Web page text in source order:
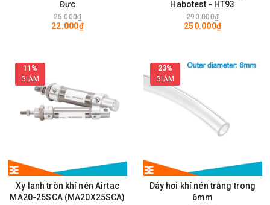
Đực
25.000₫
22.000₫
Habotest - HT93
290.000₫
250.000₫
11%
GIẢM
Xy lanh tròn khí nén Airtac
MA20-25SCA (MA20X25SCA)
23%
GIẢM
Dây hơi khí nén trắng trong
6mm